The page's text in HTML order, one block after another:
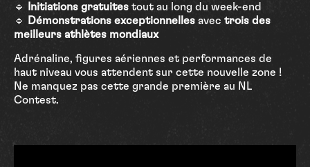
🔹
Initiations gratuites tout au long du week-end
🔹
Démonstrations exceptionnelles avec trois des
meilleurs athlètes mondiaux
Adrénaline, figures aériennes et performances de
haut niveau vous attendent sur cette nouvelle zone !
Ne manquez pas cette grande première au NL
Contest.